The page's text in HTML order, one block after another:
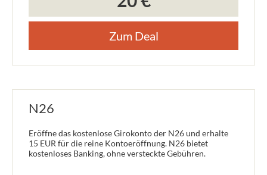
Zum Deal
N26
Eröffne das kostenlose Girokonto der N26 und erhalte
15 EUR für die reine Kontoeröffnung. N26 bietet
kostenloses Banking, ohne versteckte Gebühren.